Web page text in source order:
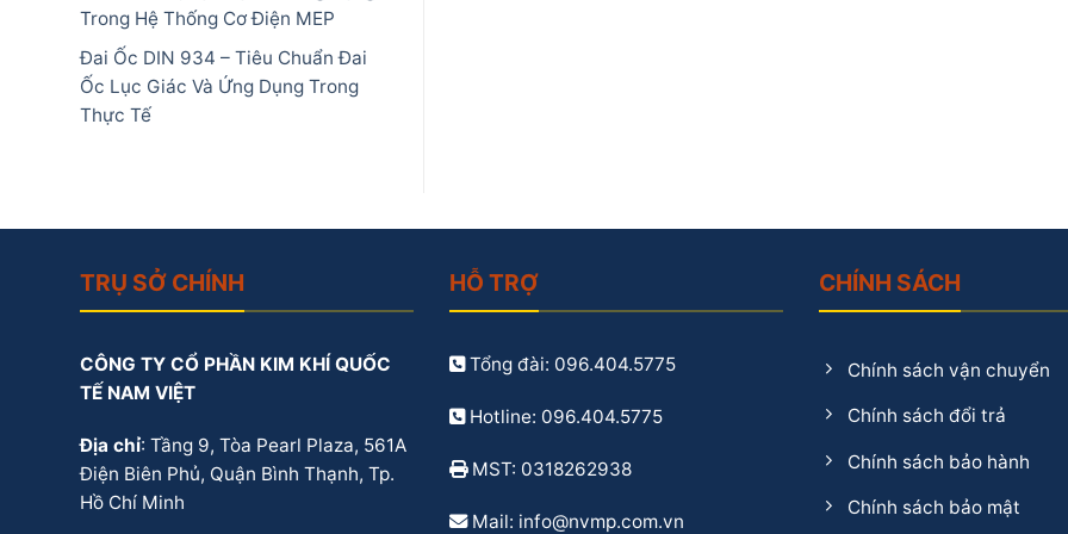
Trong Hệ Thống Cơ Điện MEP
Đai Ốc DIN 934 – Tiêu Chuẩn Đai
Ốc Lục Giác Và Ứng Dụng Trong
Thực Tế
TRỤ SỞ CHÍNH
CÔNG TY CỔ PHẦN KIM KHÍ QUỐC
TẾ NAM VIỆT
Địa chỉ: Tầng 9, Tòa Pearl Plaza, 561A
Điện Biên Phủ, Quận Bình Thạnh, Tp.
Hồ Chí Minh
HỖ TRỢ
Tổng đài: 096.404.5775
Hotline: 096.404.5775
MST: 0318262938
Mail: info@nvmp.com.vn
CHÍNH SÁCH
Chính sách vận chuyển
Chính sách đổi trả
Chính sách bảo hành
Chính sách bảo mật